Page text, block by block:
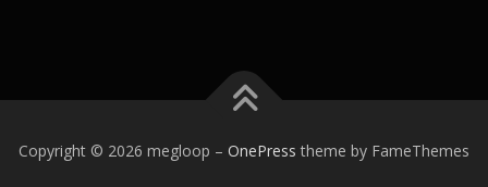
Copyright © 2026 megloop – OnePress theme by FameThemes